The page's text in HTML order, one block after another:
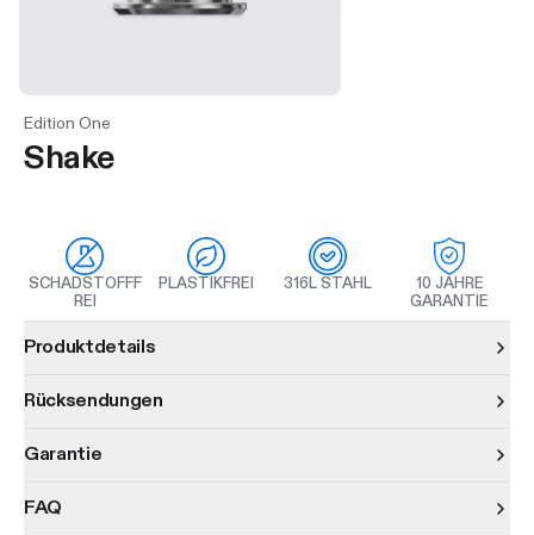
Edition One
Shake
SCHADSTOFFF
REI
PLASTIKFREI 316L STAHL
10 JAHRE
GARANTIE
Produktdetails
Rücksendungen
Garantie
FAQ